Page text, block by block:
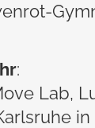
:
Lab,
in